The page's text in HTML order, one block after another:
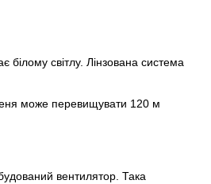
білому світлу. Лінзована система
може перевищувати 120 м
вентилятор. Така